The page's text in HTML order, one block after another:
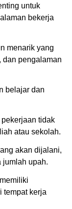
untuk
bekerja
menarik yang
dan pengalaman
belajar dan
tidak
atau sekolah.
akan dijalani,
jumlah upah.
tempat kerja